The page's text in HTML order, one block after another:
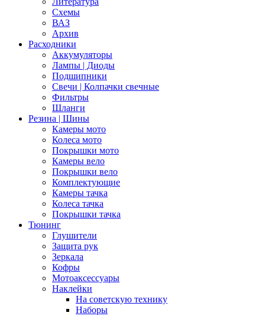
Схемы
ВАЗ
Архив
Расходники
Аккумуляторы
Лампы | Диоды
Подшипники
Свечи | Колпачки свечные
Фильтры
Шланги
Резина | Шины
Камеры мото
Колеса мото
Покрышки мото
Камеры вело
Покрышки вело
Комплектующие
Камеры тачка
Колеса тачка
Покрышки тачка
Тюнинг
Глушители
Защита рук
Зеркала
Кофры
Мотоаксессуары
Наклейки
На советскую технику
Наборы